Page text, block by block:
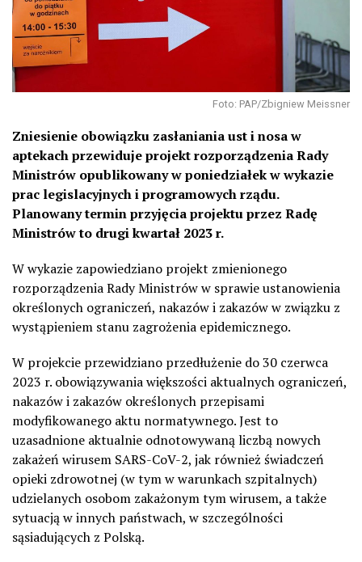
Foto: PAP/Zbigniew Meissner
Zniesienie obowiązku zasłaniania ust i nosa w
aptekach przewiduje projekt rozporządzenia Rady
Ministrów opublikowany w poniedziałek w wykazie
prac legislacyjnych i programowych rządu.
Planowany termin przyjęcia projektu przez Radę
Ministrów to drugi kwartał 2023 r.
W wykazie zapowiedziano projekt zmienionego
rozporządzenia Rady Ministrów w sprawie ustanowienia
określonych ograniczeń, nakazów i zakazów w związku z
wystąpieniem stanu zagrożenia epidemicznego.
W projekcie przewidziano przedłużenie do 30 czerwca
2023 r. obowiązywania większości aktualnych ograniczeń,
nakazów i zakazów określonych przepisami
modyfikowanego aktu normatywnego. Jest to
uzasadnione aktualnie odnotowywaną liczbą nowych
zakażeń wirusem SARS-CoV-2, jak również świadczeń
opieki zdrowotnej (w tym w warunkach szpitalnych)
udzielanych osobom zakażonym tym wirusem, a także
sytuacją w innych państwach, w szczególności
sąsiadujących z Polską.